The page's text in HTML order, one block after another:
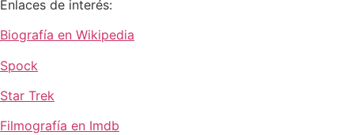
Enlaces de interés:
Biografía en Wikipedia
Spock
Star Trek
Filmografía en Imdb